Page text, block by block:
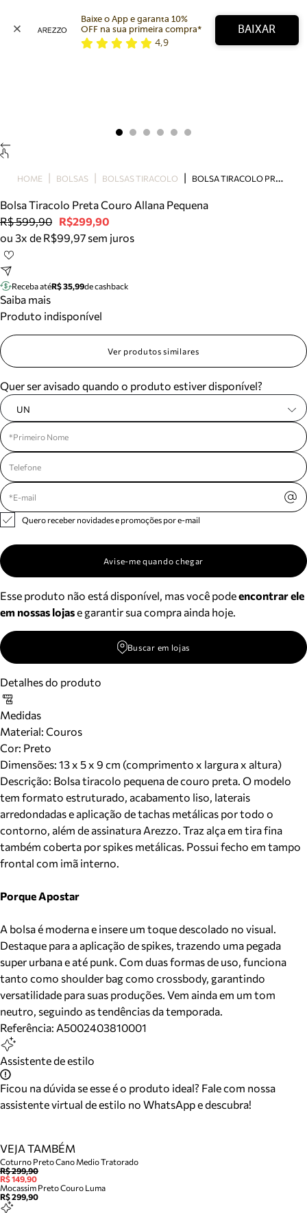
Bolsa
Tamanco
Tênis
Mule
Tire dúvidas sobre pedidos, devoluções e mais.
Meus pedidos
Acompanhe seus pedidos e solicite devoluções.
Baixe o App e garanta 10%
OFF na sua primeira compra*
4,9
BAIXAR
HOME BOLSAS BOLSAS TIRACOLO B
OLSA TIRACOLO PRETA COURO ALLANA PEQUENA
Bolsa Tiracolo Preta Couro Allana Pequena
R$ 599,90 R$299,90
ou 3x de R$99,97 sem juros
Receba atéR$ 35,99de cashback
Saiba mais
Produto indisponível
Ver produtos similares
Quer ser avisado quando o produto estiver disponível?
UN
Quero receber novidades e promoções por e-mail
Avise-me quando chegar
Esse produto não está disponível, mas você podeencontrar ele
em nossas lojase garantir sua compra ainda hoje.
Buscar em lojas
Detalhes do produto
Medidas
Material: Couros
Cor: Preto
Dimensões: 13 x 5 x 9 cm (comprimento x largura x altura)
Descrição: Bolsa tiracolo pequena de couro preta. O modelo
tem formato estruturado, acabamento liso, laterais
arredondadas e aplicação de tachas metálicas por todo o
contorno, além de assinatura Arezzo. Traz alça em tira fina
também coberta por spikes metálicas. Possui fecho em tampo
frontal com imã interno.
Porque Apostar
A bolsa é moderna e insere um toque descolado no visual.
Destaque para a aplicação de spikes, trazendo uma pegada
super urbana e até punk. Com duas formas de uso, funciona
tanto como shoulder bag como crossbody, garantindo
versatilidade para suas produções. Vem ainda em um tom
neutro, seguindo as tendências da temporada.
Referência: A5002403810001
Assistente de estilo
Ficou na dúvida se esse é o produto ideal? Fale com nossa
assistente virtual de estilo no WhatsApp e descubra!
VEJA TAMBÉM
Coturno Preto Cano Medio Tratorado
R$ 299,90
R$ 149,90
Mocassim Preto Couro Luma
R$ 299,90